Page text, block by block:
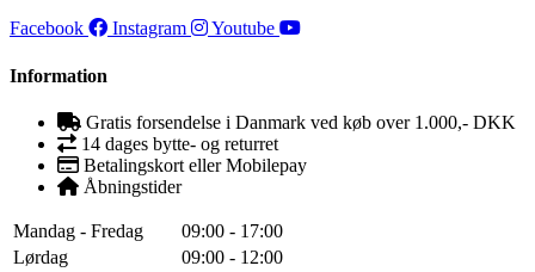
Facebook
Instagram Youtube
Information
Gratis forsendelse i Danmark ved køb over 1.000,- DKK
14 dages bytte- og returret
Betalingskort eller Mobilepay
Åbningstider
Mandag - Fredag
09:00 - 17:00
Lørdag
09:00 - 12:00